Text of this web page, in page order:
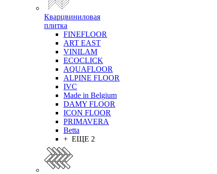
Кварцвиниловая
плитка
FINEFLOOR
ART EAST
VINILAM
ECOCLICK
AQUAFLOOR
ALPINE FLOOR
IVC
Made in Belgium
DAMY FLOOR
ICON FLOOR
PRIMAVERA
Betta
+ ЕЩЕ 2